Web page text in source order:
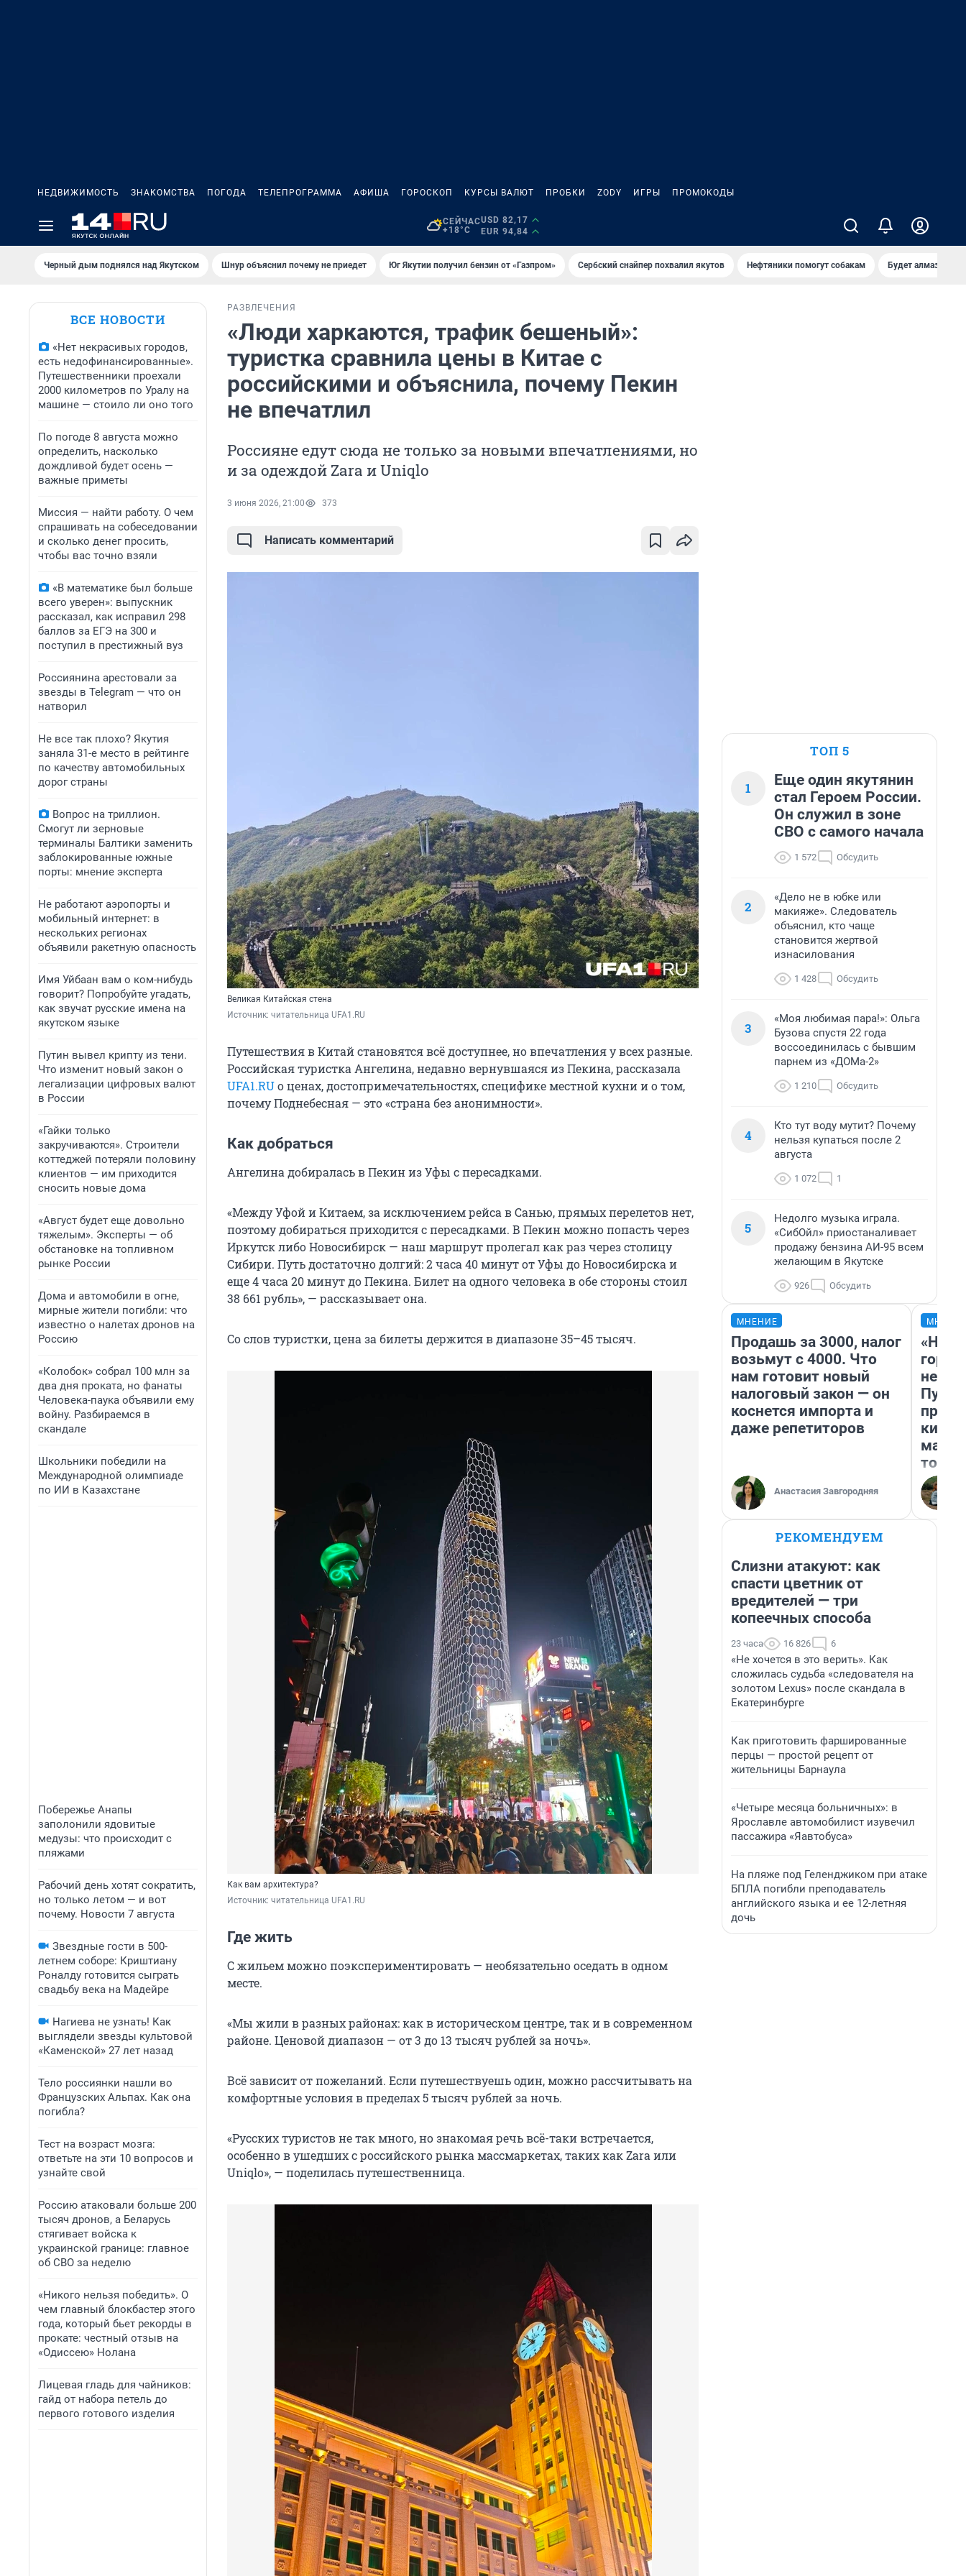
НЕДВИЖИМОСТЬ ЗНАКОМСТВА ПОГОДА ТЕЛЕПРОГРАММА АФИША ГОРОСКОП КУРСЫ ВАЛЮТ ПРОБКИ ZODY ИГРЫ ПРОМОКОДЫ
СЕЙЧАС
+18°C
USD 82,17
EUR 94,84
Черный дым поднялся над Якутском Шнур объяснил почему не приедет Юг Якутии получил бензин от «Газпром» Сербский снайпер похвалил якутов Нефтяники помогут собакам Будет алмазный
ВСЕ НОВОСТИ
«Нет некрасивых городов,
есть недофинансированные».
Путешественники проехали
2000 километров по Уралу на
машине — стоило ли оно того
По погоде 8 августа можно
определить, насколько
дождливой будет осень —
важные приметы
Миссия — найти работу. О чем
спрашивать на собеседовании
и сколько денег просить,
чтобы вас точно взяли
«В математике был больше
всего уверен»: выпускник
рассказал, как исправил 298
баллов за ЕГЭ на 300 и
поступил в престижный вуз
Россиянина арестовали за
звезды в Telegram — что он
натворил
Не все так плохо? Якутия
заняла 31-е место в рейтинге
по качеству автомобильных
дорог страны
Вопрос на триллион.
Смогут ли зерновые
терминалы Балтики заменить
заблокированные южные
порты: мнение эксперта
Не работают аэропорты и
мобильный интернет: в
нескольких регионах
объявили ракетную опасность
Имя Уйбаан вам о ком-нибудь
говорит? Попробуйте угадать,
как звучат русские имена на
якутском языке
Путин вывел крипту из тени.
Что изменит новый закон о
легализации цифровых валют
в России
«Гайки только
закручиваются». Строители
коттеджей потеряли половину
клиентов — им приходится
сносить новые дома
«Август будет еще довольно
тяжелым». Эксперты — об
обстановке на топливном
рынке России
Дома и автомобили в огне,
мирные жители погибли: что
известно о налетах дронов на
Россию
«Колобок» собрал 100 млн за
два дня проката, но фанаты
Человека-паука объявили ему
войну. Разбираемся в
скандале
Школьники победили на
Международной олимпиаде
по ИИ в Казахстане
Побережье Анапы
заполонили ядовитые
медузы: что происходит с
пляжами
Рабочий день хотят сократить,
но только летом — и вот
почему. Новости 7 августа
Звездные гости в 500-
летнем соборе: Криштиану
Роналду готовится сыграть
свадьбу века на Мадейре
Нагиева не узнать! Как
выглядели звезды культовой
«Каменской» 27 лет назад
Тело россиянки нашли во
Французских Альпах. Как она
погибла?
Тест на возраст мозга:
ответьте на эти 10 вопросов и
узнайте свой
Россию атаковали больше 200
тысяч дронов, а Беларусь
стягивает войска к
украинской границе: главное
об СВО за неделю
«Никого нельзя победить». О
чем главный блокбастер этого
года, который бьет рекорды в
прокате: честный отзыв на
«Одиссею» Нолана
Лицевая гладь для чайников:
гайд от набора петель до
первого готового изделия
РАЗВЛЕЧЕНИЯ
«Люди харкаются, трафик бешеный»:
туристка сравнила цены в Китае с
российскими и объяснила, почему Пекин
не впечатлил
Россияне едут сюда не только за новыми впечатлениями, но
и за одеждой Zara и Uniqlo
3 июня 2026, 21:00 373
Написать комментарий
Великая Китайская стена
Источник: читательница UFA1.RU
Путешествия в Китай становятся всё доступнее, но впечатления у всех разные.
Российская туристка Ангелина, недавно вернувшаяся из Пекина, рассказала
UFA1.RUо ценах, достопримечательностях, специфике местной кухни и о том,
почему Поднебесная — это «страна без анонимности».
Как добраться
Ангелина добиралась в Пекин из Уфы с пересадками.
«Между Уфой и Китаем, за исключением рейса в Санью, прямых перелетов нет,
поэтому добираться приходится с пересадками. В Пекин можно попасть через
Иркутск либо Новосибирск — наш маршрут пролегал как раз через столицу
Сибири. Путь достаточно долгий: 2 часа 40 минут от Уфы до Новосибирска и
еще 4 часа 20 минут до Пекина. Билет на одного человека в обе стороны стоил
38 661 рубль», — рассказывает она.
Со слов туристки, цена за билеты держится в диапазоне 35–45 тысяч.
Как вам архитектура?
Источник: читательница UFA1.RU
Где жить
С жильем можно поэкспериментировать — необязательно оседать в одном
месте.
«Мы жили в разных районах: как в историческом центре, так и в современном
районе. Ценовой диапазон — от 3 до 13 тысяч рублей за ночь».
Всё зависит от пожеланий. Если путешествуешь один, можно рассчитывать на
комфортные условия в пределах 5 тысяч рублей за ночь.
«Русских туристов не так много, но знакомая речь всё-таки встречается,
особенно в ушедших с российского рынка массмаркетах, таких как Zara или
Uniqlo», — поделилась путешественница.
ТОП 5
1
Еще один якутянин
стал Героем России.
Он служил в зоне
СВО с самого начала
1 572 Обсудить
2
«Дело не в юбке или
макияже». Следователь
объяснил, кто чаще
становится жертвой
изнасилования
1 428 Обсудить
3
«Моя любимая пара!»: Ольга
Бузова спустя 22 года
воссоединилась с бывшим
парнем из «ДОМа-2»
1 210 Обсудить
4
Кто тут воду мутит? Почему
нельзя купаться после 2
августа
1 072 1
5
Недолго музыка играла.
«СибОйл» приостаналивает
продажу бензина АИ-95 всем
желающим в Якутске
926 Обсудить
МНЕНИЕ
Продашь за 3000, налог
возьмут с 4000. Что
нам готовит новый
налоговый закон — он
коснется импорта и
даже репетиторов
Анастасия Завгородняя
«Нет
того
РЕКОМЕНДУЕМ
Слизни атакуют: как
спасти цветник от
вредителей — три
копеечных способа
23 часа 16 826 6
«Не хочется в это верить». Как
сложилась судьба «следователя на
золотом Lexus» после скандала в
Екатеринбурге
Как приготовить фаршированные
перцы — простой рецепт от
жительницы Барнаула
«Четыре месяца больничных»: в
Ярославле автомобилист изувечил
пассажира «Яавтобуса»
На пляже под Геленджиком при атаке
БПЛА погибли преподаватель
английского языка и ее 12-летняя
дочь